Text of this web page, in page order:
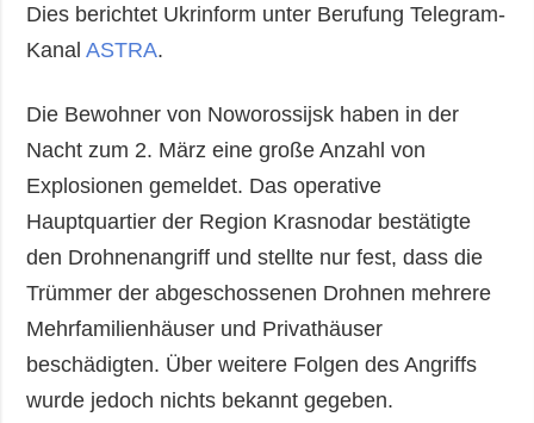
Dies berichtet Ukrinform unter Berufung Telegram-
KanalASTRA.
Die Bewohner von Noworossijsk haben in der
Nacht zum 2. März eine große Anzahl von
Explosionen gemeldet. Das operative
Hauptquartier der Region Krasnodar bestätigte
den Drohnenangriff und stellte nur fest, dass die
Trümmer der abgeschossenen Drohnen mehrere
Mehrfamilienhäuser und Privathäuser
beschädigten. Über weitere Folgen des Angriffs
wurde jedoch nichts bekannt gegeben.